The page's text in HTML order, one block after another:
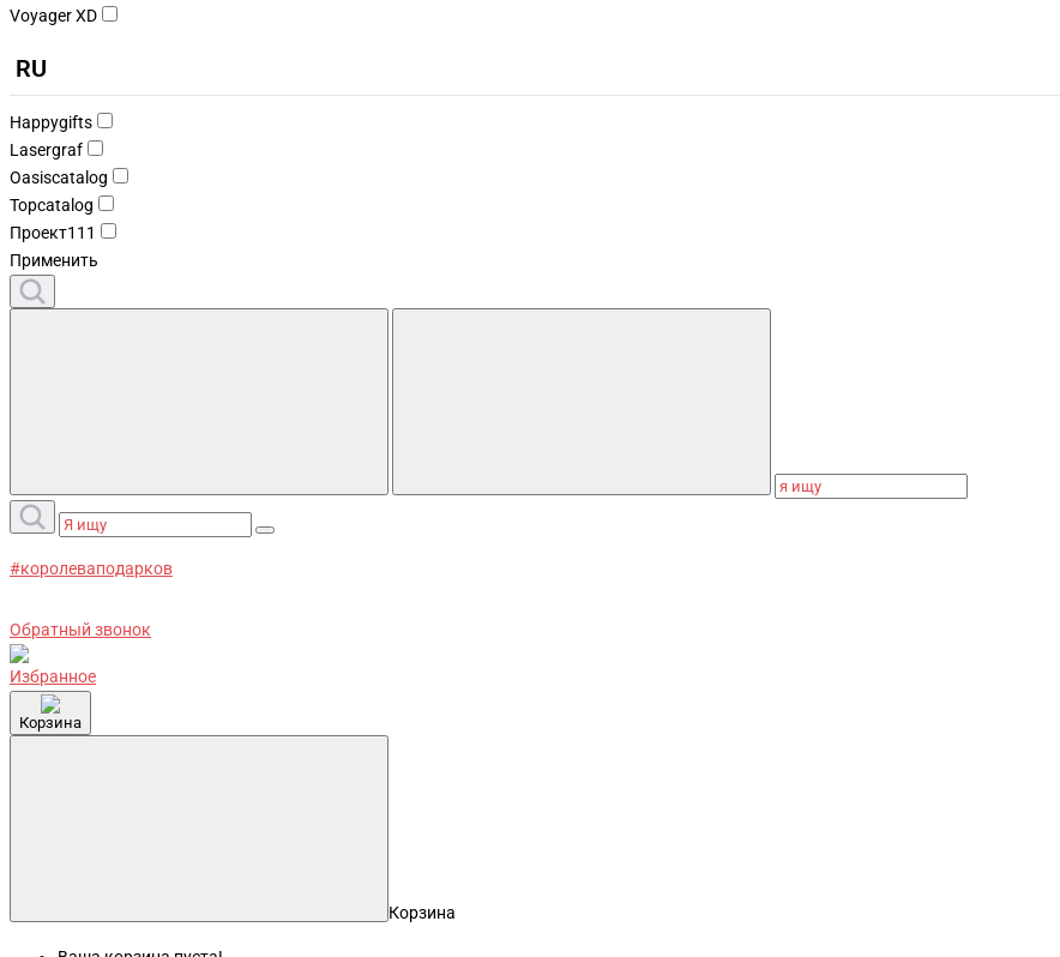
Voyager XD
RU
Happygifts
Lasergraf
Oasiscatalog
Topcatalog
Проект111
Применить
#королеваподарков
Обратный звонок
Избранное
Корзина
Корзина